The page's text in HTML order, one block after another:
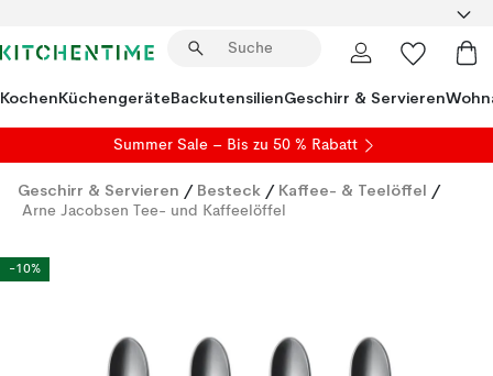
KochenKüchengeräteBackutensilienGeschirr & Servieren
Summer Sale – Bis zu 50 % Rabatt
Geschirr & Servieren / Besteck / Kaffee- & Teelöffel /
Arne Jacobsen Tee- und Kaffeelöffel
-10%